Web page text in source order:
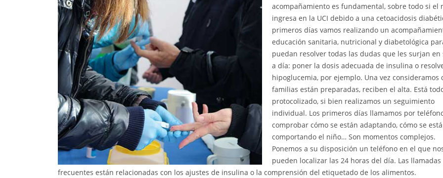
acompañamiento es fundamental, sobre todo si el
ingresa en la UCI debido a una cetoacidosis
primeros días vamos realizando un
educación sanitaria, nutricional y diabetológica
puedan resolver todas las dudas que les surjan en
a día: poner la dosis adecuada de insulina o
hipoglucemia, por ejemplo. Una vez consideramos
familias están preparadas, reciben el alta. Está
protocolizado, si bien realizamos un seguimiento
individual. Los primeros días llamamos por
comprobar cómo se están adaptando, cómo se está
comportando el niño… Son momentos complejos.
Ponemos a su disposición un teléfono en el que
pueden localizar las 24 horas del día. Las llamadas
frecuentes están relacionadas con los ajustes de insulina o la comprensión del etiquetado de los alimentos.